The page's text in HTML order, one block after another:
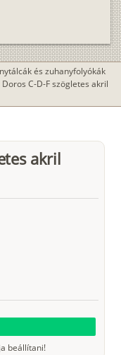
és zuhanyfolyókák
Doros C-D-F szögletes akril
akril
beállítani!